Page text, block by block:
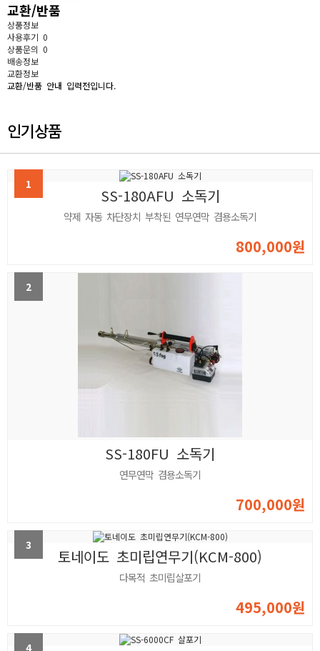
교환/반품
상품정보
사용후기 0
상품문의 0
배송정보
교환정보
교환/반품 안내 입력전입니다.
인기상품
1
SS-180AFU 소독기
약제 자동 차단장치 부착된 연무연막 겸용소독기
800,000원
2
SS-180FU 소독기
연무연막 겸용소독기
700,000원
3
토네이도 초미립연무기(KCM-800)
다목적 초미립살포기
495,000원
4